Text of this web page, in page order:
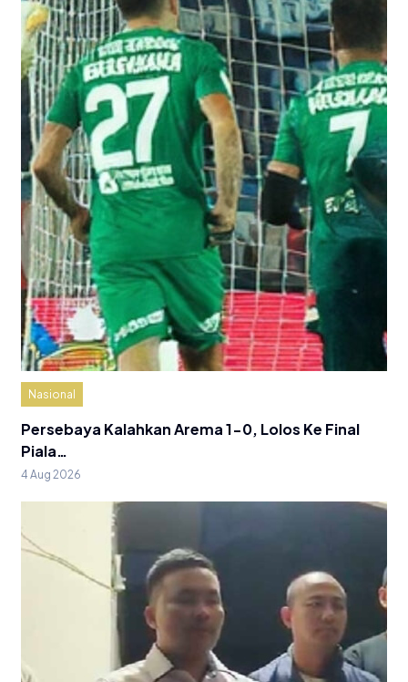
Nasional
Persebaya Kalahkan Arema 1-0, Lolos Ke Final
Piala…
4 Aug 2026